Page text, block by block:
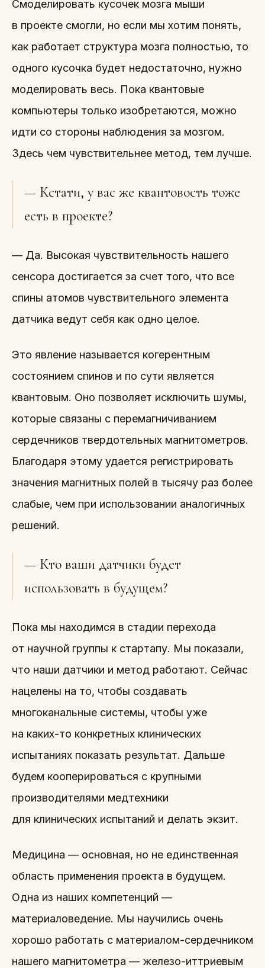
Смоделировать кусочек мозга мыши
в проекте смогли, но если мы хотим понять,
как работает структура мозга полностью, то
одного кусочка будет недостаточно, нужно
моделировать весь. Пока квантовые
компьютеры только изобретаются, можно
идти со стороны наблюдения за мозгом.
Здесь чем чувствительнее метод, тем лучше.
— Кстати, у вас же квантовость тоже
есть в проекте?
— Да. Высокая чувствительность нашего
сенсора достигается за счет того, что все
спины атомов чувствительного элемента
датчика ведут себя как одно целое.
Это явление называется когерентным
состоянием спинов и по сути является
квантовым. Оно позволяет исключить шумы,
которые связаны с перемагничиванием
сердечников твердотельных магнитометров.
Благодаря этому удается регистрировать
значения магнитных полей в тысячу раз более
слабые, чем при использовании аналогичных
решений.
— Кто ваши датчики будет
использовать в будущем?
Пока мы находимся в стадии перехода
от научной группы к стартапу. Мы показали,
что наши датчики и метод работают. Сейчас
нацелены на то, чтобы создавать
многоканальные системы, чтобы уже
на каких-то конкретных клинических
испытаниях показать результат. Дальше
будем кооперироваться с крупными
производителями медтехники
для клинических испытаний и делать экзит.
Медицина — основная, но не единственная
область применения проекта в будущем.
Одна из наших компетенций —
материаловедение. Мы научились очень
хорошо работать с материалом-сердечником
нашего магнитометра — железо-иттриевым